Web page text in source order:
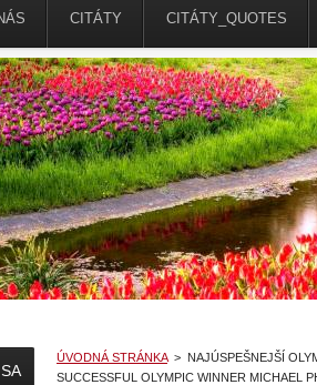
ÚVODNÁ STRÁNKA > NAJÚSPEŠNEJŠÍ
SUCCESSFUL OLYMPIC WINNER MICHAEL
CITÁTY CITÁTY_QUOTES